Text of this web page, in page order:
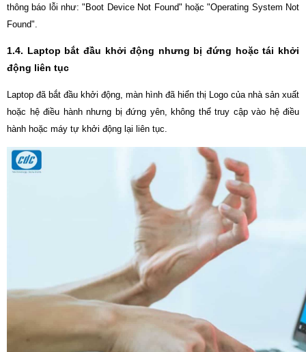
thông báo lỗi như: "Boot Device Not Found" hoặc "Operating System Not
Found".
1.4. Laptop bắt đầu khởi động nhưng bị đứng hoặc tái khởi
động liên tục
Laptop đã bắt đầu khởi động, màn hình đã hiển thị Logo của nhà sản xuất
hoặc hệ điều hành nhưng bị đứng yên, không thể truy cập vào hệ điều
hành hoặc máy tự khởi động lại liên tục.